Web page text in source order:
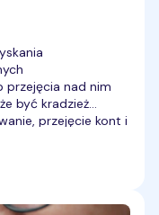
przejęcia nad nim
być kradzież
przejęcie kont i
złośliwe
Przyczyną
brak
telefon przed